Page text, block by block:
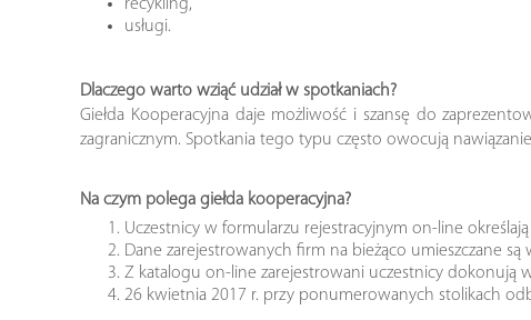
recykling,
usługi.
Dlaczego warto wziąć udział w spotkaniach?
Giełda Kooperacyjna daje możliwość i szansę do
zagranicznym. Spotkania tego typu często owocują
Na czym polega giełda kooperacyjna?
Uczestnicy w formularzu rejestracyjnym on-line
Dane zarejestrowanych firm na bieżąco umieszczane
Z katalogu on-line zarejestrowani uczestnicy dokonują
26 kwietnia 2017 r. przy ponumerowanych stolikach